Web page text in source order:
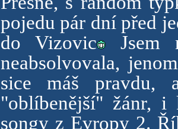
pojedu pár dní před
do Vizovic Jsem
neabsolvovala,
sice máš pravdu,
"oblíbenější" žánr,
songy z Evropy 2.